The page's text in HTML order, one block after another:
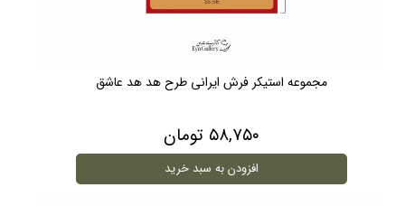
مجموعه استیکر فرش ایرانی طرح هد هد عاشق
۵۸,۷۵۰ تومان
افزودن به سبد خرید